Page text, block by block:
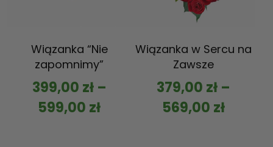
Wiązanka “Nie
zapomnimy”
399,00 zł–
599,00 zł
Wiązanka w Sercu na
Zawsze
379,00 zł–
569,00 zł